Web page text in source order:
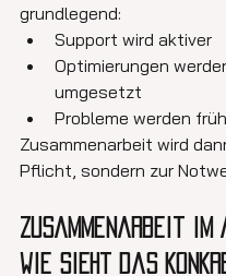
grundlegend:
Support wird aktiver
Optimierungen
umgesetzt
Probleme werden
Zusammenarbeit wird
Pflicht, sondern zur
Zusammenarbeit
wie sieht das